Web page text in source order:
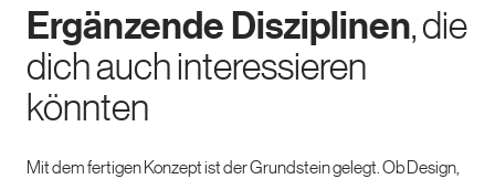
Ergänzende Disziplinen, die
dich auch interessieren
könnten
Mit dem fertigen Konzept ist der Grundstein gelegt. Ob Design,